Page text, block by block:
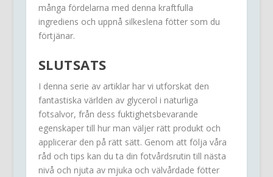
många fördelarna med denna kraftfulla
ingrediens och uppnå silkeslena fötter som du
förtjänar.
SLUTSATS
I denna serie av artiklar har vi utforskat den
fantastiska världen av glycerol i naturliga
fotsalvor, från dess fuktighetsbevarande
egenskaper till hur man väljer rätt produkt och
applicerar den på rätt sätt. Genom att följa våra
råd och tips kan du ta din fotvårdsrutin till nästa
nivå och njuta av mjuka och välvårdade fötter